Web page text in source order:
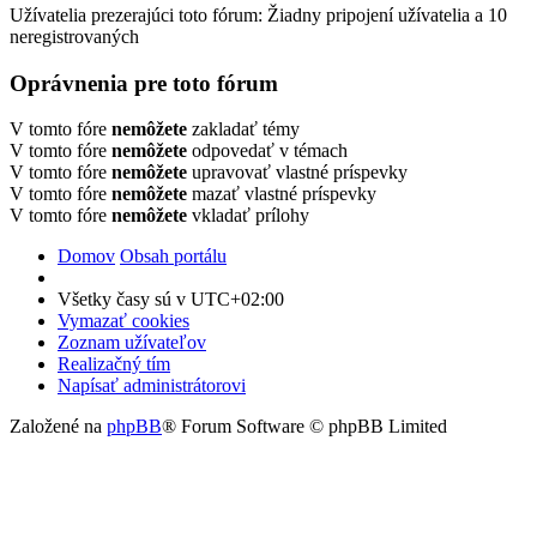
Užívatelia prezerajúci toto fórum: Žiadny pripojení užívatelia a 10
neregistrovaných
Oprávnenia pre toto fórum
V tomto fóre nemôžete zakladať témy
V tomto fóre nemôžete odpovedať v témach
V tomto fóre nemôžete upravovať vlastné príspevky
V tomto fóre nemôžete mazať vlastné príspevky
V tomto fóre nemôžete vkladať prílohy
Domov Obsah portálu
Všetky časy sú v UTC+02:00
Vymazať cookies
Zoznam užívateľov
Realizačný tím
Napísať administrátorovi
Založené na phpBB® Forum Software © phpBB Limited